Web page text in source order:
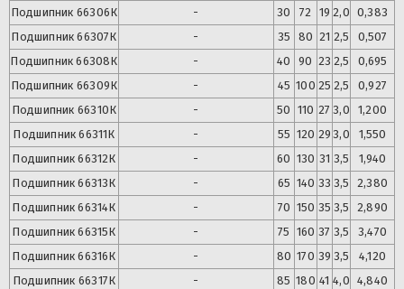
Подшипник 66306К - 30 72 19 2,0 0,383
Подшипник 66307К - 35 80 21 2,5
0,507
Подшипник 66308К - 40 90 23 2,5
0,695
Подшипник 66309К - 45 100 25 2,5
0,927
Подшипник 66310К - 50 110 27 3,0
1,200
Подшипник 66311К - 55 120 29 3,0
1,550
Подшипник 66312К - 60 130 31 3,5
1,940
Подшипник 66313К - 65 140 33 3,5
2,380
Подшипник 66314К - 70 150 35 3,5
2,890
Подшипник 66315К - 75 160 37 3,5
3,470
Подшипник 66316К - 80 170 39 3,5
4,120
Подшипник 66317К - 85 180 41 4,0 4,840